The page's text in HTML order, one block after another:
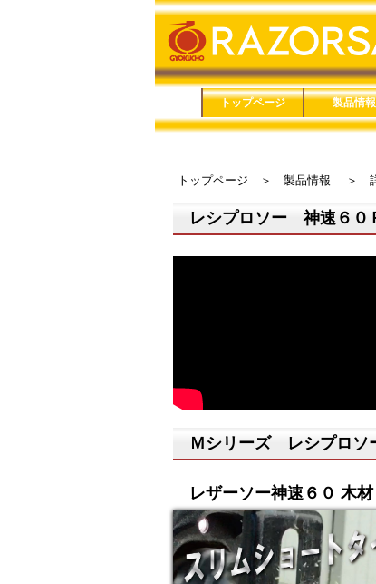
トップページ 製品情報
品番で検索
鋸（のこぎ
鋏（はさみ
メンテナン
家庭用品
防災用品
トップページ ＞ 製品情報 ＞
レシプロソー 神速６０
Ｍシリーズ レシプロソ
レザーソー神速６０ 木材